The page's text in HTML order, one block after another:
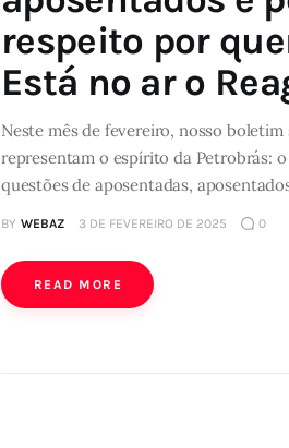
respeito por
Está no ar o
Neste mês de fevereiro, nosso
representam o espírito da Petrobrás:
questões de aposentadas,
BY WEBAZ 3 DE FEVEREIRO DE 2025 0
READ MORE